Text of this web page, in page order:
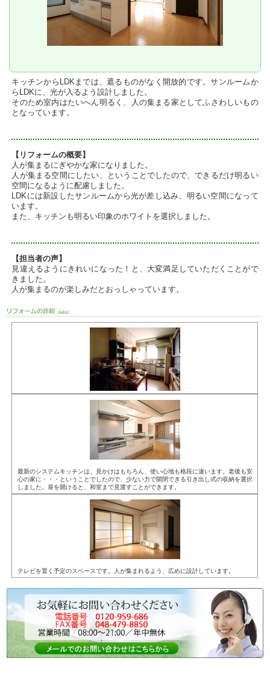
キッチンからLDKまでは、遮るものがなく開放的です。サンルームか
らLDKに、光が入るよう設計しました。
そのため室内はたいへん明るく、人の集まる家としてふさわしいもの
となっています。
【リフォームの概要】
人が集まるにぎやかな家になりました。
人が集まる空間にしたい、ということでしたので、できるだけ明るい
空間になるように配慮しました。
LDKには新設したサンルームから光が差し込み、明るい空間になって
います。
また、キッチンも明るい印象のホワイトを選択しました。
【担当者の声】
見違えるようにきれいになった！と、大変満足していただくことがで
きました。
人が集まるのが楽しみだとおっしゃっています。
最新のシステムキッチンは、見かけはもちろん、使い心地も格段に違います。老後も安
心の家に・・・ということでしたので、少ない力で開閉できる引き出し式の収納を選択
しました。扉を開けると、和室まで見渡すことができます。
テレビを置く予定のスペースです。人が集まれるよう、広めに設計しています。